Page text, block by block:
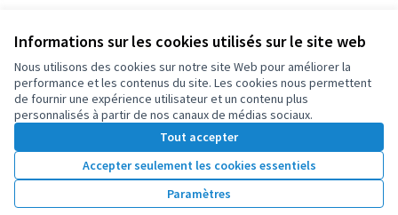
Informations sur les cookies utilisés sur le site web
Nous utilisons des cookies sur notre site Web pour améliorer la
performance et les contenus du site. Les cookies nous permettent
de fournir une expérience utilisateur et un contenu plus
personnalisés à partir de nos canaux de médias sociaux.
Tout accepter
Accepter seulement les cookies essentiels
Paramètres
Conditions d'utilisation
Paramètres des cookies
OIDP sur X
(Lien externe)
OIDP sur Facebook
(Lien externe)
OIDP sur YouTube
(Lien externe)
Français
Choose languageChoisir la langueElegir el idioma
Site réalisé grâce aulogiciel libre Decidim .
Licence
(Lien